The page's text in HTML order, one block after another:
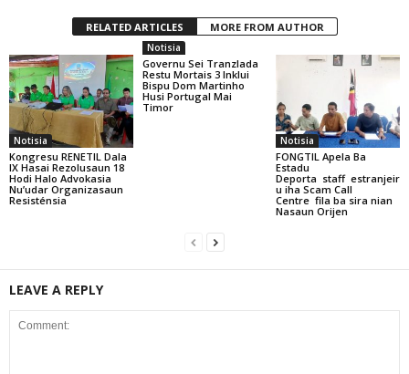
RELATED ARTICLES MORE FROM AUTHOR
Notisia
Kongresu RENETIL Dala
IX Hasai Rezolusaun 18
Hodi Halo Advokasia
Nu’udar Organizasaun
Resisténsia
Notisia
Governu Sei Tranzlada
Restu Mortais 3 Inklui
Bispu Dom Martinho
Husi Portugal Mai
Timor
Notisia
FONGTIL Apela Ba
Estadu
Deporta staff estranjeir
u iha Scam Call
Centre fila ba sira nian
Nasaun Orijen
LEAVE A REPLY